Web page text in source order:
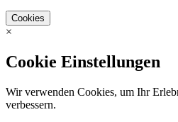
Cookies
×
Cookie Einstellungen
Wir verwenden Cookies, um Ihr
verbessern.